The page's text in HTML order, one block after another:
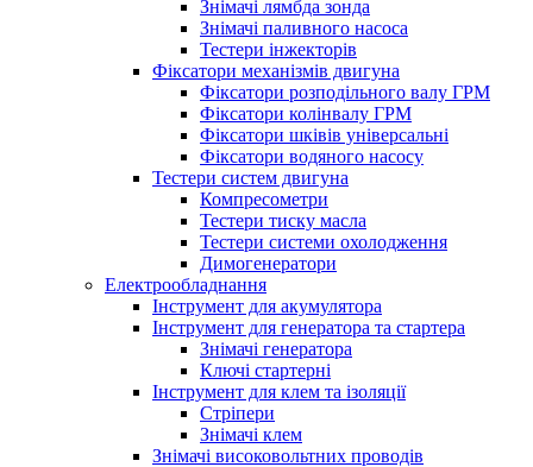
Знімачі лямбда зонда
Знімачі паливного насоса
Тестери інжекторів
Фіксатори механізмів двигуна
Фіксатори розподільного валу ГРМ
Фіксатори колінвалу ГРМ
Фіксатори шківів універсальні
Фіксатори водяного насосу
Тестери систем двигуна
Компресометри
Тестери тиску масла
Тестери системи охолодження
Димогенератори
Електрообладнання
Інструмент для акумулятора
Інструмент для генератора та стартера
Знімачі генератора
Ключі стартерні
Інструмент для клем та ізоляції
Стріпери
Знімачі клем
Знімачі високовольтних проводів